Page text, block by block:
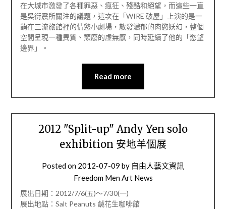
在大城市激發了各種罪惡、瘋狂、殘酷和絕望，而這些一直
是吳衍震所關注的議題，這次在「WIRE 破屋」上演的是一
齣在三流旅館裡的情慾小劇場，散發濃郁的肉慾妖幻，整個
空間呈現一種異質、頹廢的虛無感，同時延續了他的「慾望
邊界」。
Read more
2012 "Split-up" Andy Yen solo
exhibition 安地羊個展
Posted on 2012-07-09 by 自由人藝文資訊
Freedom Men Art News
展出日期：2012/7/6(五)～7/30(一)
展出地點：Salt Peanuts 鹹花生咖啡館